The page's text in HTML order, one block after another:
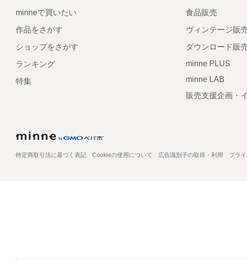
minneで買いたい
作品をさがす
ショップをさがす
ランキング
特集
食品販売
ヴィンテージ販
ダウンロード販
minne PLUS
minne LAB
販売支援企画・
特定商取引法に基づく表記 Cookieの使用について 広告識別子の取得・利用 プラ